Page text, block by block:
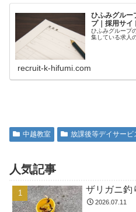
ひふみグルー
プ｜採用サイ
ひふみグループ
集している求人
recruit-k-hifumi.com
中越教室 放課後等デイサービ
人気記事
ザリガニ釣
2026.07.11